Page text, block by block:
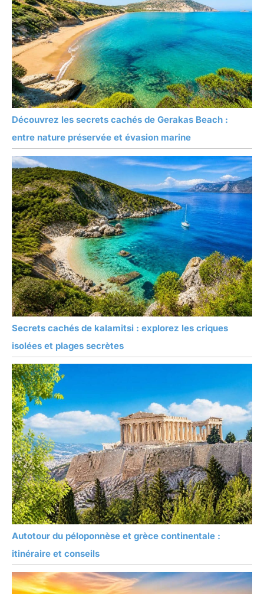
Découvrez les secrets cachés de Gerakas Beach :
entre nature préservée et évasion marine
Secrets cachés de kalamitsi : explorez les criques
isolées et plages secrètes
Autotour du péloponnèse et grèce continentale :
itinéraire et conseils